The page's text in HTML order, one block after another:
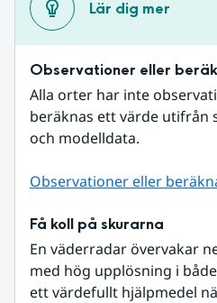
Lär dig mer
Observationer eller
Alla orter har inte
beräknas ett värde utifrån
och modelldata.
Observationer eller
Få koll på skurarna
En väderradar övervakar
med hög upplösning i
ett värdefullt hjälpmedel